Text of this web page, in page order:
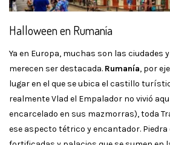
Halloween en Rumanía
Ya en Europa, muchas son las ciudades
merecen ser destacada. Rumanía, por
lugar en el que se ubica el castillo
realmente Vlad el Empalador no vivió
encarcelado en sus mazmorras), toda
ese aspecto tétrico y encantador. Piedra